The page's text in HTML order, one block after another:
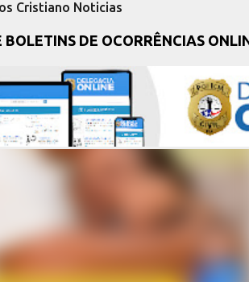
Cristiano Noticias
BOLETINS DE OCORRÊNCIAS